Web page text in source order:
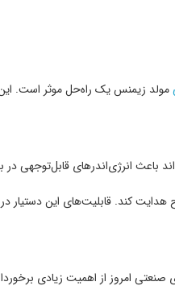
مولد زیمنس یک راه‌حل موثر است. این
انرژی‌اندرهای
قابلیت‌های این دستیار در